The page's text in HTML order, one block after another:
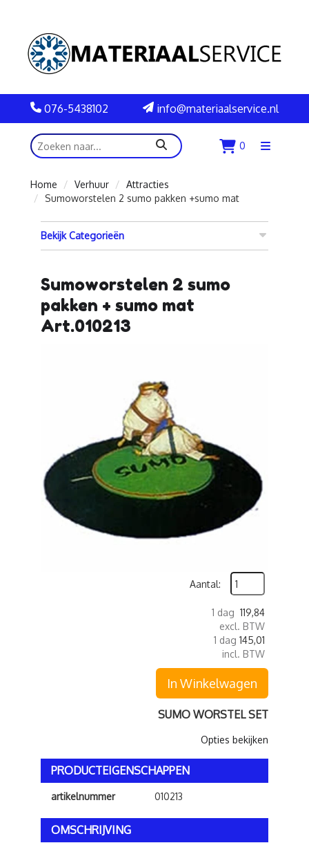
076-5438102 info@materiaalservice.nl
zoeken 0
Menu
Home
Verhuur
Attracties
Sumoworstelen 2 sumo pakken +sumo mat
Bekijk Categorieën
Sumoworstelen 2 sumo
pakken + sumo mat
Art.010213
Aantal:
1 dag 119,84
excl. BTW
1 dag 145,01
incl. BTW
In Winkelwagen
SUMO WORSTEL SET
Opties bekijken
PRODUCTEIGENSCHAPPEN
artikelnummer 010213
OMSCHRIJVING